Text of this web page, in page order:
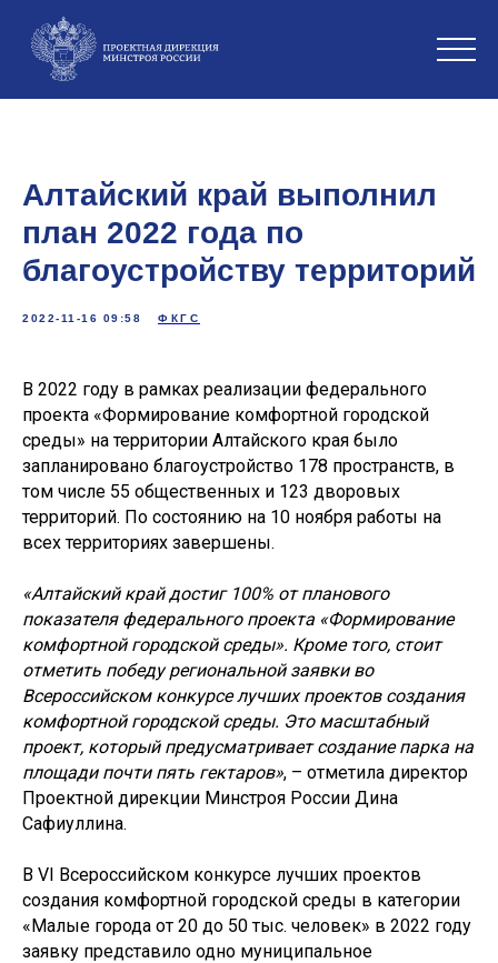
Алтайский край выполнил
план 2022 года по
благоустройству территорий
2022-11-16 09:58 ФКГС
В 2022 году в рамках реализации федерального
проекта «Формирование комфортной городской
среды» на территории Алтайского края было
запланировано благоустройство 178 пространств, в
том числе 55 общественных и 123 дворовых
территорий. По состоянию на 10 ноября работы на
всех территориях завершены.
«Алтайский край достиг 100% от планового
показателя федерального проекта «Формирование
комфортной городской среды». Кроме того, стоит
отметить победу региональной заявки во
Всероссийском конкурсе лучших проектов создания
комфортной городской среды. Это масштабный
проект, который предусматривает создание парка на
площади почти пять гектаров», – отметила директор
Проектной дирекции Минстроя России Дина
Сафиуллина.
В VI Всероссийском конкурсе лучших проектов
создания комфортной городской среды в категории
«Малые города от 20 до 50 тыс. человек» в 2022 году
заявку представило одно муниципальное